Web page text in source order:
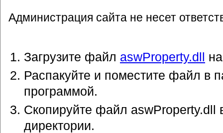
Администрация сайта не несет
Загрузите файл aswProperty.dll
Распакуйте и поместите файл в
программой.
Скопируйте файл
директории.